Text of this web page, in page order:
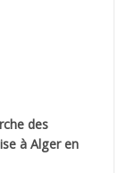
des
à Alger en